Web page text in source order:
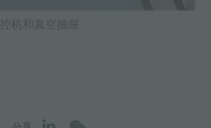
机和真空抽屉